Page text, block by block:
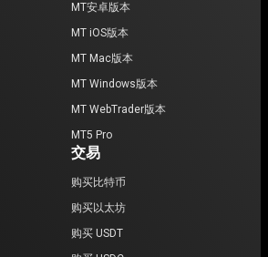
MT安卓版本
MT iOS版本
MT Mac版本
MT Windows版本
MT WebTrader版本
MT5 Pro
交易
购买比特币
购买以太坊
购买 USDT